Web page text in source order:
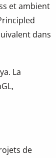
et ambient
dans
La
de